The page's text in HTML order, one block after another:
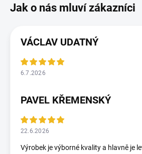
VÁCLAV UDATNÝ
6.7.2026
PAVEL KŘEMENSKÝ
22.6.2026
Výrobek je výborné kvality a hlavně je